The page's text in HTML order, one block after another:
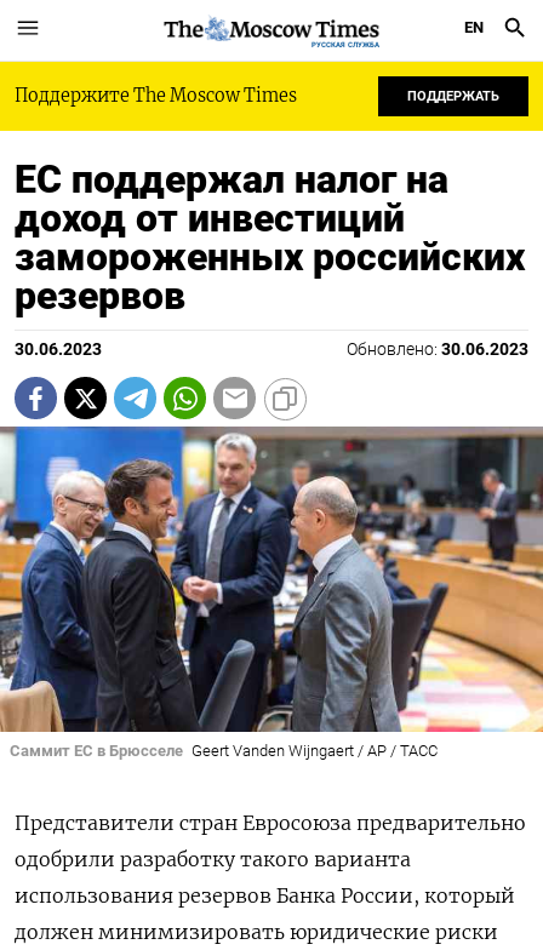
РУССКАЯ СЛУЖБА
EN
Поддержите The Moscow Times ПОДДЕРЖАТЬ
ЕС поддержал налог на
доход от инвестиций
замороженных российских
резервов
30.06.2023 Обновлено: 30.06.2023
Саммит ЕС в Брюсселе Geert Vanden Wijngaert / AP / ТАСС
Представители стран Евросоюза предварительно
одобрили разработку такого варианта
использования резервов Банка России, который
должен минимизировать юридические риски